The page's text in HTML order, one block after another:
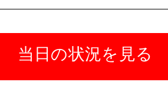
当日の状況を見る